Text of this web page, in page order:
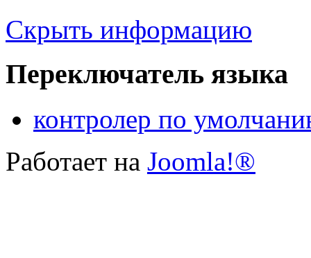
Скрыть информацию
Переключатель языка
контролер по
Работает на Joomla!®